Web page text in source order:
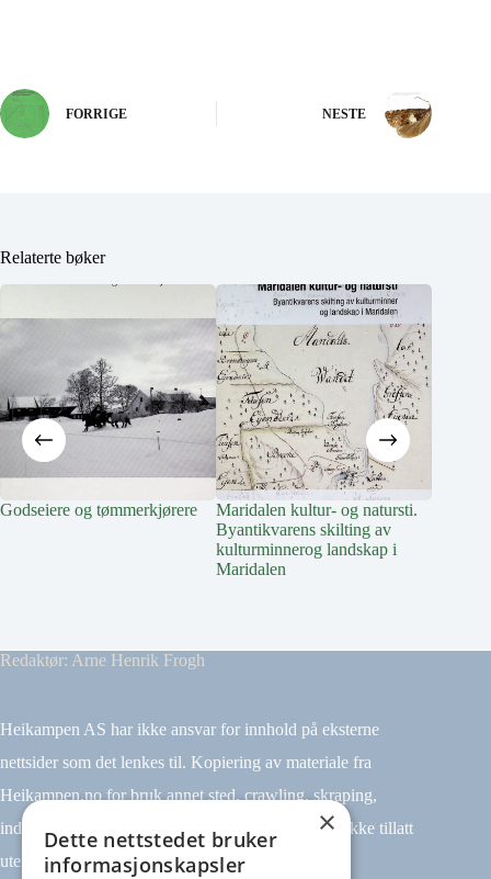
FORRIGE NESTE
Relaterte bøker
Godseiere og tømmerkjørere
Maridalen kultur- og natursti.
Byantikvarens skilting av
kulturminnerog landskap i
Maridalen
Redaktør: Arne Henrik Frogh
Heikampen AS har ikke ansvar for innhold på eksterne
nettsider som det lenkes til. Kopiering av materiale fra
Heikampen.no for bruk annet sted, crawling, skraping,
indeksering (for eksempel tekst og datamining) er ikke tillatt
uten avtale.
×
Dette nettstedet bruker
informasjonskapsler